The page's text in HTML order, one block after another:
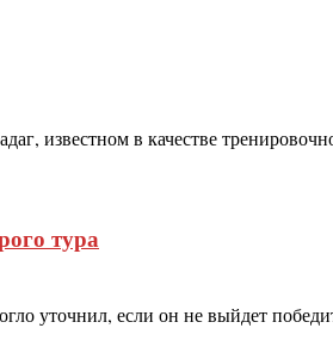
известном в качестве
тура
уточнил, если он не выйдет